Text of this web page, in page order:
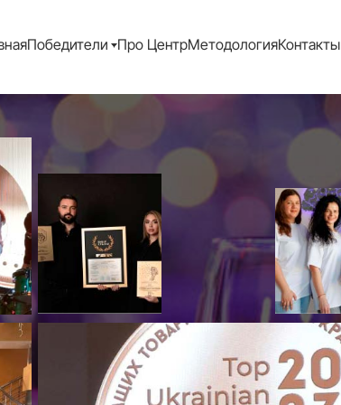
Победители Про ЦентрМетодологияКонтакты